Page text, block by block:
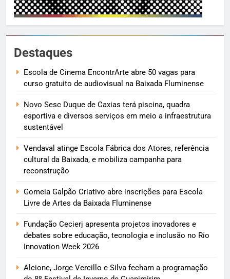
Destaques
Escola de Cinema EncontrArte abre 50 vagas para
curso gratuito de audiovisual na Baixada Fluminense
Novo Sesc Duque de Caxias terá piscina, quadra
esportiva e diversos serviços em meio a infraestrutura
sustentável
Vendaval atinge Escola Fábrica dos Atores, referência
cultural da Baixada, e mobiliza campanha para
reconstrução
Gomeia Galpão Criativo abre inscrições para Escola
Livre de Artes da Baixada Fluminense
Fundação Cecierj apresenta projetos inovadores e
debates sobre educação, tecnologia e inclusão no Rio
Innovation Week 2026
Alcione, Jorge Vercillo e Silva fecham a programação